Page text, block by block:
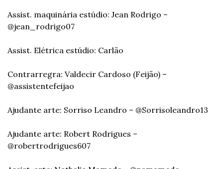
Assist. maquinária estúdio: Jean Rodrigo –
@jean_rodrigo07
Assist. Elétrica estúdio: Carlão
Contrarregra: Valdecir Cardoso (Feijão) –
@assistentefeijao
Ajudante arte: Sorriso Leandro – @Sorrisoleandro13
Ajudante arte: Robert Rodrigues –
@robertrodrigues607